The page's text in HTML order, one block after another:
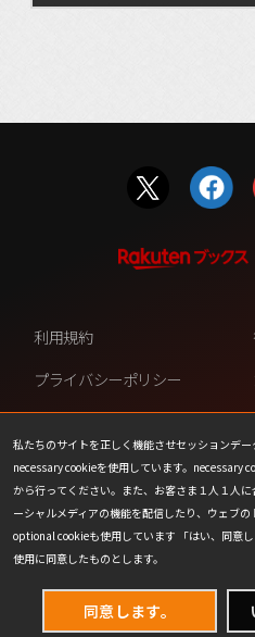
私たちのサイトを正しく機能させセッションデ
necessary cookieを使用しています。necessary
から行ってください。また、お客さま１人１人
ーシャルメディアの機能を配信したり、ウェブの
optional cookieも使用しています 「はい、同意
使用に同意したものとします。
同意します。
利用規約
プライバシーポリシー
ファンコンテンツ・ポリシー
COOKIE
会社情報